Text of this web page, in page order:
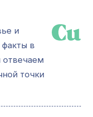
и
в
отвечаем
точки